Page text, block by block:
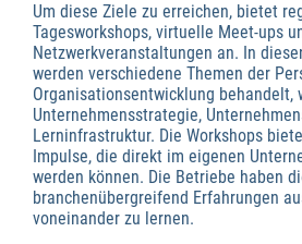
Um diese Ziele zu erreichen, bietet
Tagesworkshops, virtuelle Meet-ups
Netzwerkveranstaltungen an. In
werden verschiedene Themen der
Organisationsentwicklung behandelt,
Unternehmensstrategie,
Lerninfrastruktur. Die Workshops
Impulse, die direkt im eigenen
werden können. Die Betriebe haben
branchenübergreifend Erfahrungen
voneinander zu lernen.